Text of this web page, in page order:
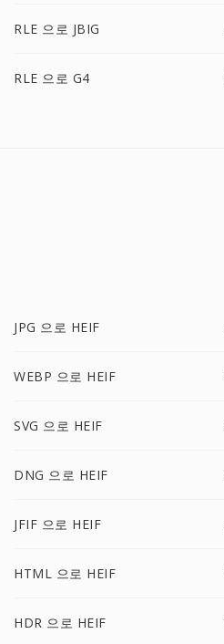
RLE 으로 JBIG
RLE 으로 G4
JPG 으로 HEIF
WEBP 으로 HEIF
SVG 으로 HEIF
DNG 으로 HEIF
JFIF 으로 HEIF
HTML 으로 HEIF
HDR 으로 HEIF